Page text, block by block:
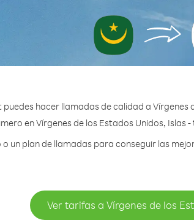
puedes hacer llamadas de calidad a
en Vírgenes de los Estados Unidos,
un plan de llamadas para conseguir las
Ver tarifas a Vírgenes de los